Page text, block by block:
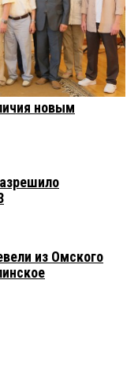
новым
из Омского